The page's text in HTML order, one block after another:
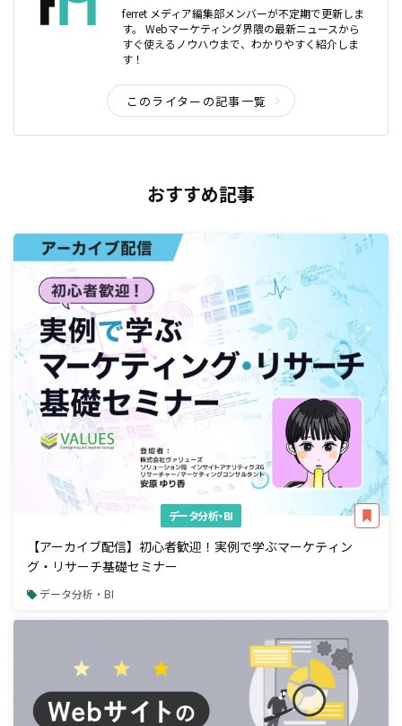
ferret メディア編集部メンバーが不定期で更新しま
す。 Webマーケティング界隈の最新ニュースから
すぐ使えるノウハウまで、わかりやすく紹介しま
す！
このライターの記事一覧
おすすめ記事
データ分析・BI
【アーカイブ配信】初心者歓迎！実例で学ぶマーケティン
グ・リサーチ基礎セミナー
データ分析・BI